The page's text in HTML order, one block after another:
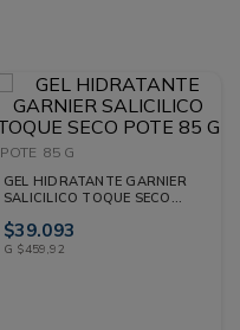
POTE 85 G
GEL HIDRATANTE GARNIER
SALICILICO TOQUE SECO
$39.093
G $459,92